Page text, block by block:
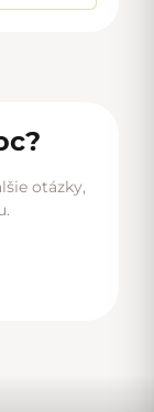
otázky,